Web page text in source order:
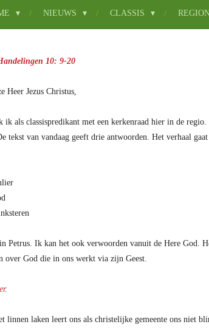
NIEUWS CLASSIS
10: 9-20
Heer Jezus Christus,
ik als classispredikant met een kerkenraad hier in de
tekst van vandaag geeft drie antwoorden. Het verhaal
Petrus. Ik kan het ook verwoorden vanuit de Here God.
over God die in ons werkt via zijn Geest.
linnen laken leert ons als christelijke gemeente ons niet